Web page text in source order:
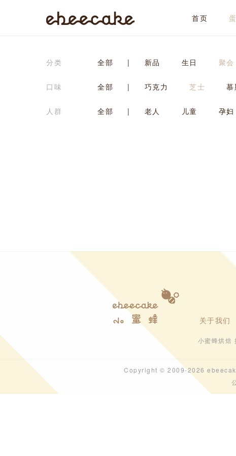
首页
分类 全部 | 新品 生日 聚会
口味 全部 | 巧克力 芝士 慕
人群 全部 | 老人 儿童 孕妇
关于我们
小蜜蜂烘焙
Copyright © 2009-2026 ebeecake